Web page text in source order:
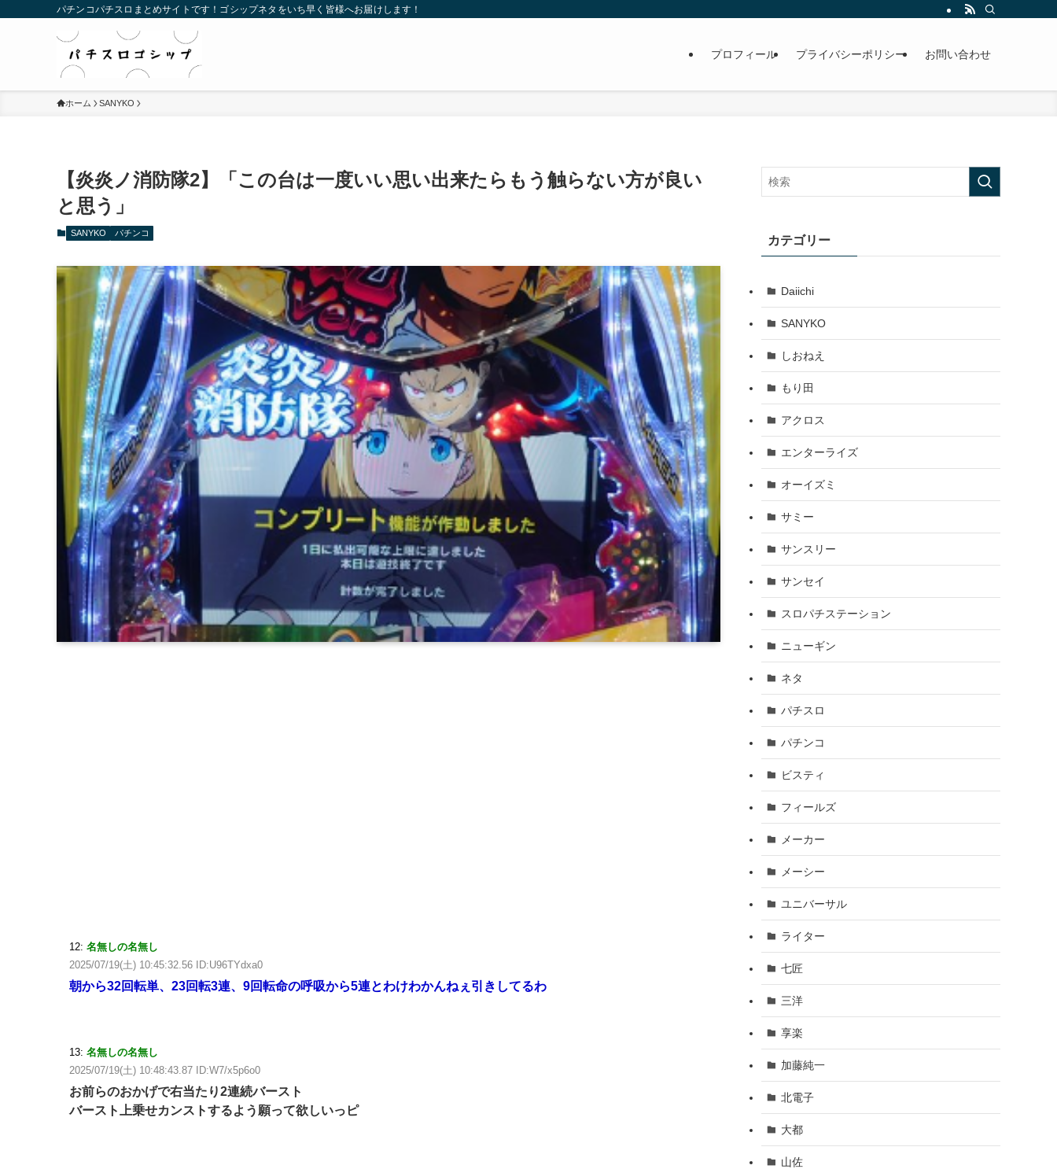
パチンコパチスロまとめサイトです！ゴシップネタをいち早く皆様へお届けします！
プロフィール プライバシーポリシー お問い合わせ
ホーム SANYKO
【炎炎ノ消防隊2】「この台は一度いい思い出来たらもう触らない方が良い
と思う」
SANYKO パチンコ
12: 名無しの名無し
2025/07/19(土) 10:45:32.56 ID:U96TYdxa0
朝から32回転単、23回転3連、9回転命の呼吸から5連とわけわかんねぇ引きしてるわ
13: 名無しの名無し
2025/07/19(土) 10:48:43.87 ID:W7/x5p6o0
お前らのおかげで右当たり2連続バースト
バースト上乗せカンストするよう願って欲しいっピ
カテゴリー
Daiichi
SANYKO
しおねえ
もり田
アクロス
エンターライズ
オーイズミ
サミー
サンスリー
サンセイ
スロパチステーション
ニューギン
ネタ
パチスロ
パチンコ
ビスティ
フィールズ
メーカー
メーシー
ユニバーサル
ライター
七匠
三洋
享楽
加藤純一
北電子
大都
山佐